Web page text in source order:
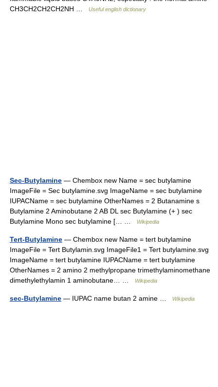
CH3CH2CH2CH2NH …
Useful english dictionary
Sec-Butylamine — Chembox new Name = sec butylamine
ImageFile = Sec butylamine.svg ImageName = sec butylamine
IUPACName = sec butylamine OtherNames = 2 Butanamine s
Butylamine 2 Aminobutane 2 AB DL sec Butylamine (+ ) sec
Butylamine Mono sec butylamine [… …
Wikipedia
Tert-Butylamine — Chembox new Name = tert butylamine
ImageFile = Tert Butylamin.svg ImageFile1 = Tert butylamine.svg
ImageName = tert butylamine IUPACName = tert butylamine
OtherNames = 2 amino 2 methylpropane trimethylaminomethane
dimethylethylamin 1 aminobutane… …
Wikipedia
sec-Butylamine — IUPAC name butan 2 amine … Wikipedia